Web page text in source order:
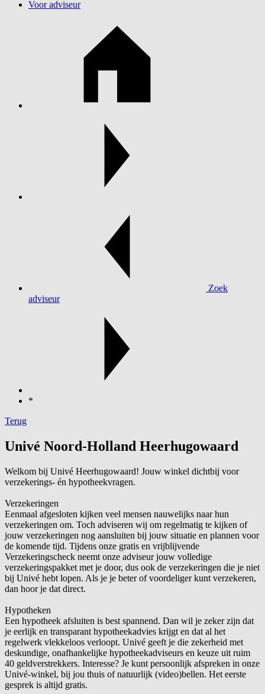
Voor adviseur
Zoek
adviseur
*
Terug
Univé Noord-Holland Heerhugowaard
Welkom bij Univé Heerhugowaard! Jouw winkel dichtbij voor
verzekerings- én hypotheekvragen.
Verzekeringen
Eenmaal afgesloten kijken veel mensen nauwelijks naar hun
verzekeringen om. Toch adviseren wij om regelmatig te kijken of
jouw verzekeringen nog aansluiten bij jouw situatie en plannen voor
de komende tijd. Tijdens onze gratis en vrijblijvende
Verzekeringscheck neemt onze adviseur jouw volledige
verzekeringspakket met je door, dus ook de verzekeringen die je niet
bij Univé hebt lopen. Als je je beter of voordeliger kunt verzekeren,
dan hoor je dat direct.
Hypotheken
Een hypotheek afsluiten is best spannend. Dan wil je zeker zijn dat
je eerlijk en transparant hypotheekadvies krijgt en dat al het
regelwerk vlekkeloos verloopt. Univé geeft je die zekerheid met
deskundige, onafhankelijke hypotheekadviseurs en keuze uit ruim
40 geldverstrekkers. Interesse? Je kunt persoonlijk afspreken in onze
Univé-winkel, bij jou thuis of natuurlijk (video)bellen. Het eerste
gesprek is altijd gratis.